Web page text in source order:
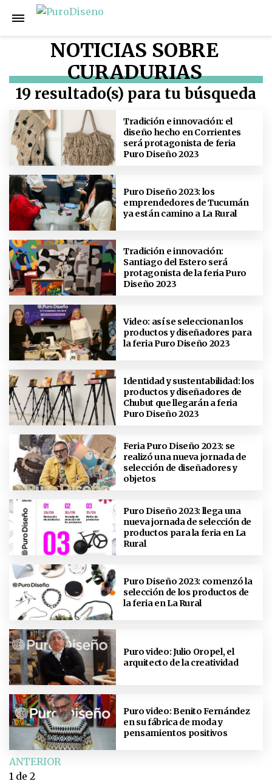
NOTICIAS SOBRE
CURADURIAS
19 resultado(s) para tu búsqueda
Tradición e innovación: el
diseño hecho en Corrientes
será protagonista de feria
Puro Diseño 2023
Puro Diseño 2023: los
emprendedores de Tucumán
ya están camino a La Rural
Tradición e innovación:
Santiago del Estero será
protagonista de la feria Puro
Diseño 2023
Video: así se seleccionan los
productos y diseñadores para
la feria Puro Diseño 2023
Identidad y sustentabilidad: los
productos y diseñadores de
Chubut que llegarán a feria
Puro Diseño 2023
Feria Puro Diseño 2023: se
realizó una nueva jornada de
selección de diseñadores y
objetos
Puro Diseño 2023: llega una
nueva jornada de selección de
productos para la feria en La
Rural
Puro Diseño 2023: comenzó la
selección de los productos de
la feria en La Rural
Puro video: Julio Oropel, el
arquitecto de la creatividad
Puro video: Benito Fernández
en su fábrica de moda y
pensamientos positivos
ANTERIOR
1 de 2